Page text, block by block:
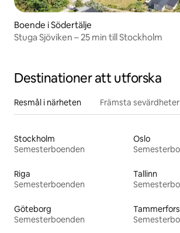
Boende i Södertälje
Stuga Sjöviken – 25 min till Stockholm
Destinationer att utforska
Resmål i närheten Främsta
Stockholm
Semesterboenden
Oslo
Riga
Semesterboenden
Tallinn
Göteborg
Semesterboenden
Tammerfors